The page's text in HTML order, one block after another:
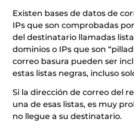
Existen bases de datos de
IPs que son comprobadas
del destinatario llamadas
dominios o IPs que son
correo basura pueden ser
estas listas negras, incluso
Si la dirección de correo del
una de esas listas, es muy
no llegue a su destinatario.